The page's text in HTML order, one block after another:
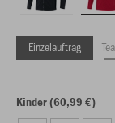
Einzelauftrag
Kinder (60,99 €)